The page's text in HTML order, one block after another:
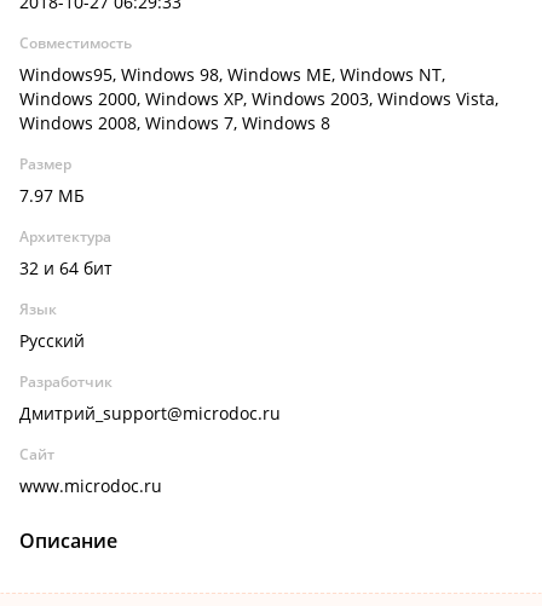
Совместимость
Windows95, Windows 98, Windows ME, Windows NT,
Windows 2000, Windows XP, Windows 2003, Windows Vista,
Windows 2008, Windows 7, Windows 8
Размер
7.97 МБ
Архитектура
32 и 64 бит
Язык
Русский
Разработчик
Дмитрий_support@microdoc.ru
Сайт
www.microdoc.ru
Описание